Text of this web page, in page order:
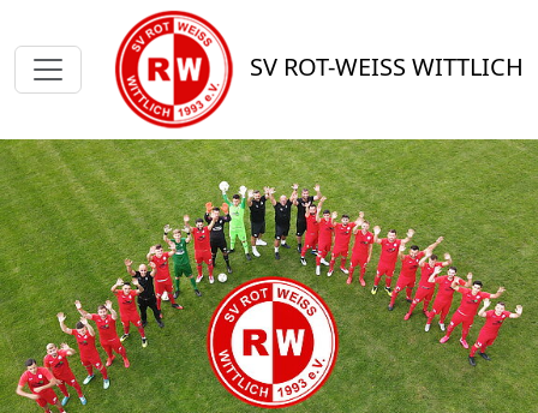
SV ROT-WEISS WITTLICH